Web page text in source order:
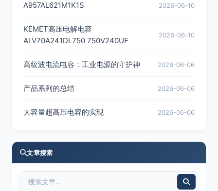
A957AL621M1K1S 2026-06-10
KEMET高压电解电容
ALV70A241DL750 750V240UF
2026-06-10
高纹波电流电容：工业电源的守护神 2026-06-06
产品系列的总结 2026-06-06
大容量超高压电容的实现 2026-06-06
文章搜索